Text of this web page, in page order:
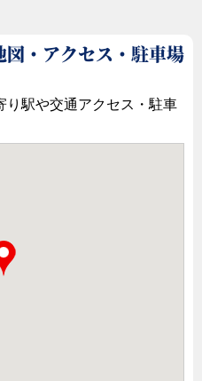
・アクセス・駐車場
り駅や交通アクセス・駐車